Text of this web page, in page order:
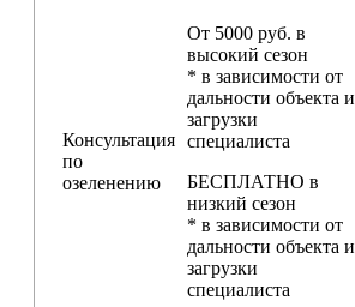
Консультация
по
озеленению
От 5000 руб. в
высокий сезон
* в зависимости от
дальности объекта и
загрузки
специалиста
БЕСПЛАТНО в
низкий сезон
* в зависимости от
дальности объекта и
загрузки
специалиста